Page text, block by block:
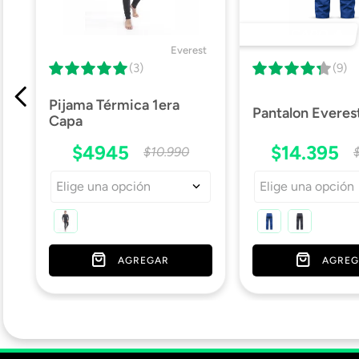
Everest
(3)
Pijama Térmica 1era
Capa
$4945 $10.990
Elige una opción
AGREGAR
(9)
Pantalon
$14.395
Elige una opción